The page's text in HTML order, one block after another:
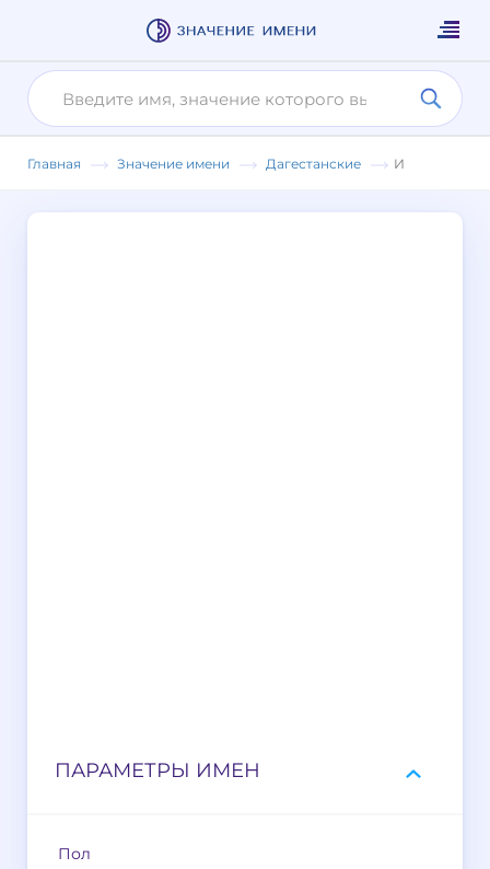
Главная Значение имени Дагестанские И
ПАРАМЕТРЫ ИМЕН
Пол